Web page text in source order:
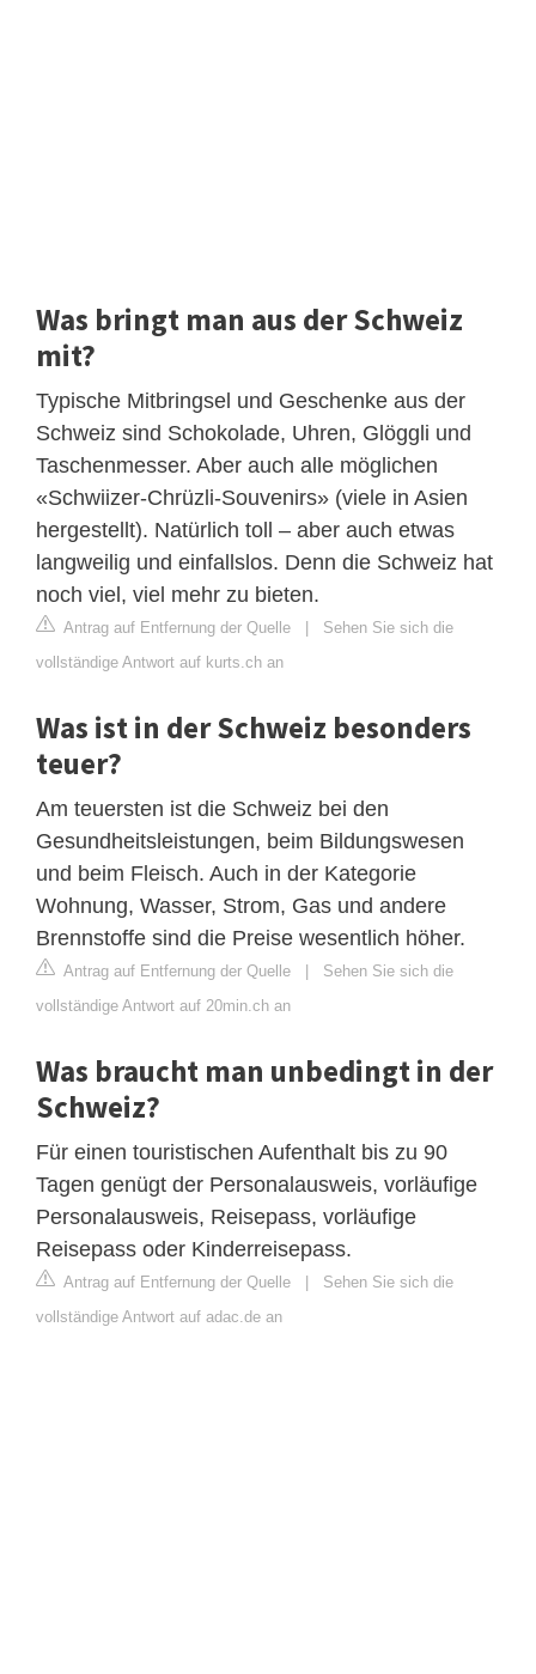
Was bringt man aus der Schweiz
mit?
Typische Mitbringsel und Geschenke aus der
Schweiz sind Schokolade, Uhren, Glöggli und
Taschenmesser. Aber auch alle möglichen
«Schwiizer-Chrüzli-Souvenirs» (viele in Asien
hergestellt). Natürlich toll – aber auch etwas
langweilig und einfallslos. Denn die Schweiz hat
noch viel, viel mehr zu bieten.
Antrag auf Entfernung der Quelle | Sehen Sie sich die
vollständige Antwort auf kurts.ch an
Was ist in der Schweiz besonders
teuer?
Am teuersten ist die Schweiz bei den
Gesundheitsleistungen, beim Bildungswesen
und beim Fleisch. Auch in der Kategorie
Wohnung, Wasser, Strom, Gas und andere
Brennstoffe sind die Preise wesentlich höher.
Antrag auf Entfernung der Quelle | Sehen Sie sich die
vollständige Antwort auf 20min.ch an
Was braucht man unbedingt in der
Schweiz?
Für einen touristischen Aufenthalt bis zu 90
Tagen genügt der Personalausweis, vorläufige
Personalausweis, Reisepass, vorläufige
Reisepass oder Kinderreisepass.
Antrag auf Entfernung der Quelle | Sehen Sie sich die
vollständige Antwort auf adac.de an